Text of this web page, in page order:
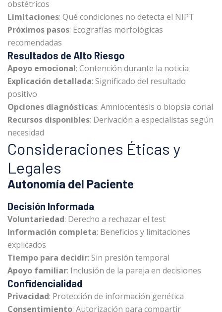
obstétricos
Limitaciones: Qué condiciones no detecta el NIPT
Próximos pasos: Ecografías morfológicas
recomendadas
Resultados de Alto Riesgo
Apoyo emocional: Contención durante la noticia
Explicación detallada: Significado del resultado
positivo
Opciones diagnósticas: Amniocentesis o biopsia corial
Recursos disponibles: Derivación a especialistas según
necesidad
Consideraciones Éticas y
Legales
Autonomía del Paciente
Decisión Informada
Voluntariedad: Derecho a rechazar el test
Información completa: Beneficios y limitaciones
explicados
Tiempo para decidir: Sin presión temporal
Apoyo familiar: Inclusión de la pareja en decisiones
Confidencialidad
Privacidad: Protección de información genética
Consentimiento: Autorización para compartir